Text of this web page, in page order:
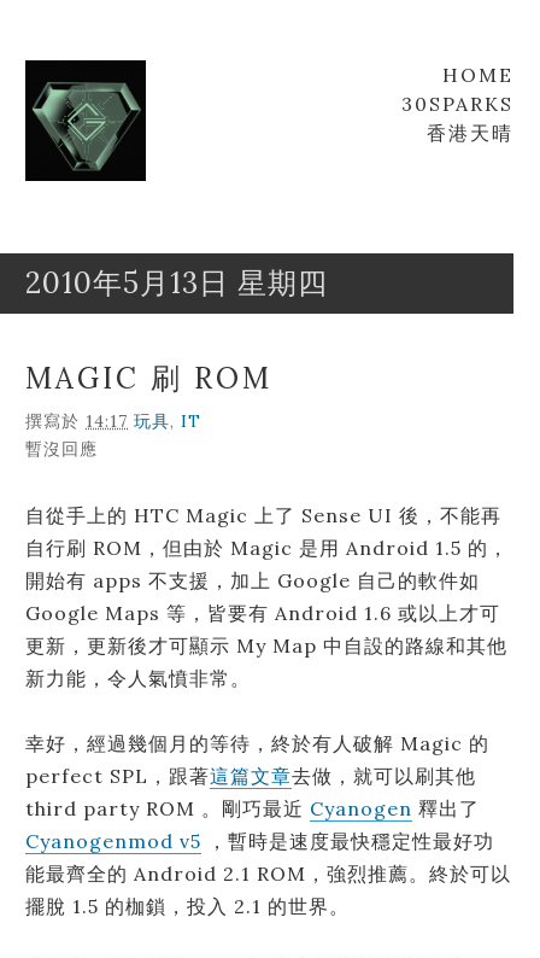
Goofyz
HOME
30SPARKS
香港天晴
2010年5月13日 星期四
MAGIC 刷 ROM
撰寫於 14:17 玩具,IT
暫沒回應
自從手上的 HTC Magic 上了 Sense UI 後，不能再
自行刷 ROM，但由於 Magic 是用 Android 1.5 的，
開始有 apps 不支援，加上 Google 自己的軟件如
Google Maps 等，皆要有 Android 1.6 或以上才可
更新，更新後才可顯示 My Map 中自設的路線和其他
新力能，令人氣憤非常。
幸好，經過幾個月的等待，終於有人破解 Magic 的
perfect SPL，跟著這篇文章去做，就可以刷其他
third party ROM 。剛巧最近 Cyanogen 釋出了
Cyanogenmod v5 ，暫時是速度最快穩定性最好功
能最齊全的 Android 2.1 ROM，強烈推薦。終於可以
擺脫 1.5 的枷鎖，投入 2.1 的世界。